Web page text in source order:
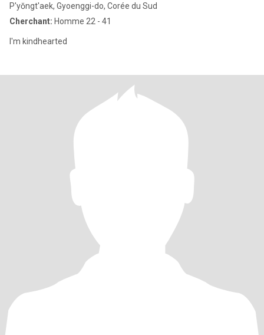
P'yŏngt'aek, Gyoenggi-do, Corée du Sud
Cherchant: Homme 22 - 41
I'm kindhearted